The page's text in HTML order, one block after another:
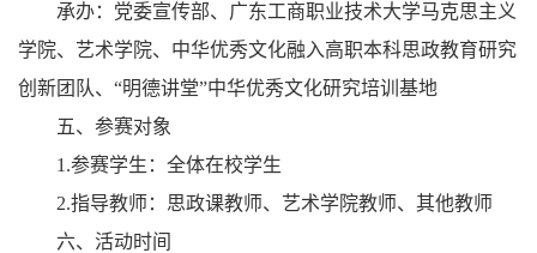
承办：党委宣传部、广东工商职业技术大学马克思主义
学院、艺术学院、中华优秀文化融入高职本科思政教育研究
创新团队、“明德讲堂”中华优秀文化研究培训基地
五、参赛对象
1.参赛学生：全体在校学生
2.指导教师：思政课教师、艺术学院教师、其他教师
六、活动时间